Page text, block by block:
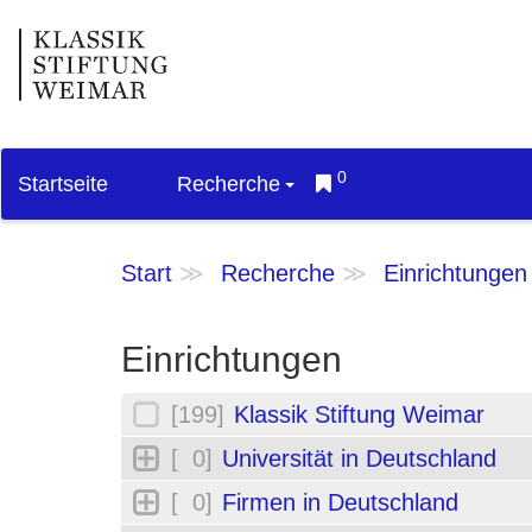
Startseite Recherche 0
Start Recherche Einrichtungen
Einrichtungen
[199] Klassik Stiftung Weimar
[ 0] Universität in Deutschland
[ 0] Firmen in Deutschland